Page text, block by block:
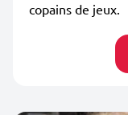
copains de jeux.